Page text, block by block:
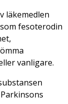
läkemedlen
fesoterodin
vanligare.